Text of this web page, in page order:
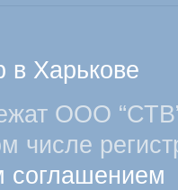
в Харькове
ООО
числе
соглашением